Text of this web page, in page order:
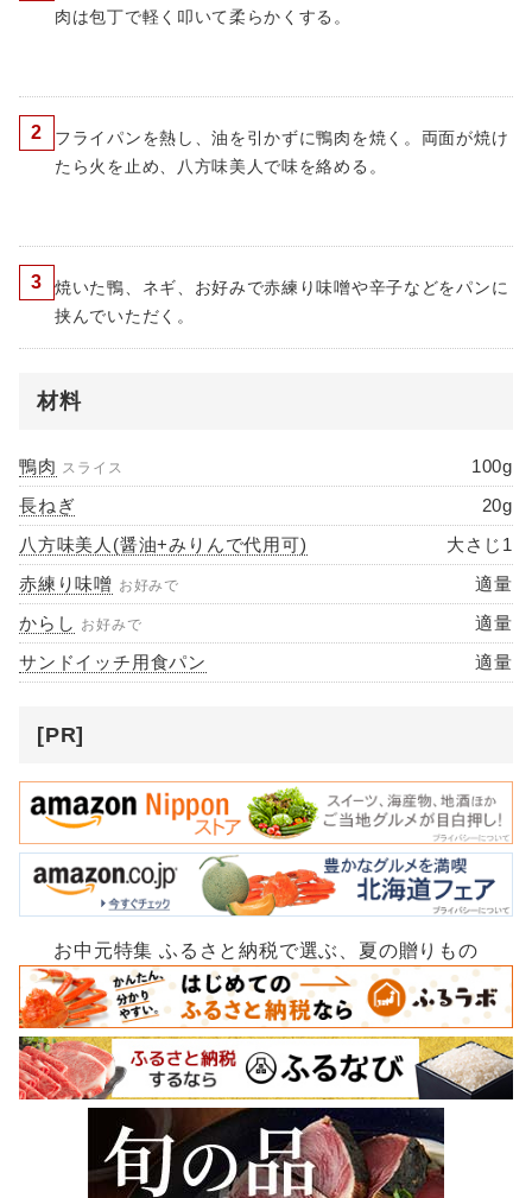
肉は包丁で軽く叩いて柔らかくする。
2
フライパンを熱し、油を引かずに鴨肉を焼く。両面が焼け
たら火を止め、八方味美人で味を絡める。
3
焼いた鴨、ネギ、お好みで赤練り味噌や辛子などをパンに
挟んでいただく。
材料
鴨肉 スライス
100g
長ねぎ
20g
八方味美人(醤油+みりんで代用可)
大さじ1
赤練り味噌 お好みで
適量
からし お好みで
適量
サンドイッチ用食パン
適量
[PR]
お中元特集 ふるさと納税で選ぶ、夏の贈りもの